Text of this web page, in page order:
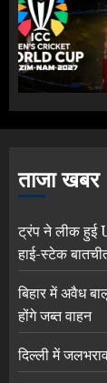
ताजा खबर
ट्रंप ने लीक हुई
हाई-स्टेक
बिहार में अवैध
होंगे जब्त वाहन
दिल्ली में